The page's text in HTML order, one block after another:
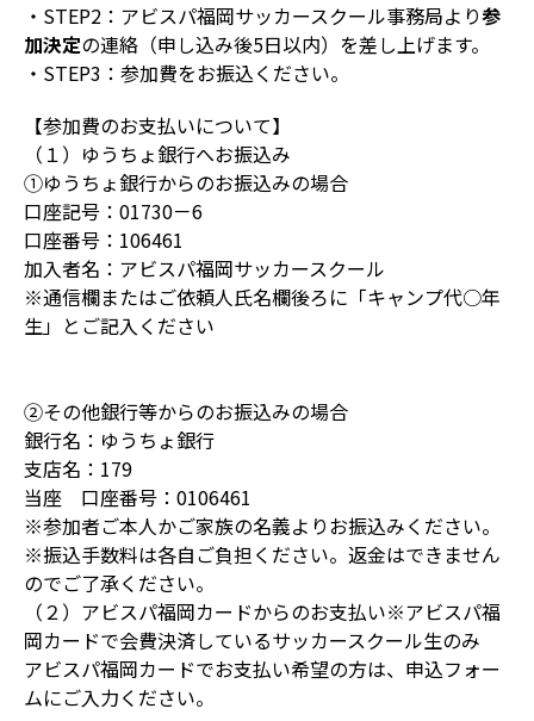
・STEP2：アビスパ福岡サッカースクール事務局より参
加決定の連絡（申し込み後5日以内）を差し上げます。
・STEP3：参加費をお振込ください。
【参加費のお支払いについて】
（１）ゆうちょ銀行へお振込み
①ゆうちょ銀行からのお振込みの場合
口座記号：01730－6
口座番号：106461
加入者名：アビスパ福岡サッカースクール
※通信欄またはご依頼人氏名欄後ろに「キャンプ代○年
生」とご記入ください
②その他銀行等からのお振込みの場合
銀行名：ゆうちょ銀行
支店名：179
当座 口座番号：0106461
※参加者ご本人かご家族の名義よりお振込みください。
※振込手数料は各自ご負担ください。返金はできません
のでご了承ください。
（２）アビスパ福岡カードからのお支払い※アビスパ福
岡カードで会費決済しているサッカースクール生のみ
アビスパ福岡カードでお支払い希望の方は、申込フォー
ムにご入力ください。